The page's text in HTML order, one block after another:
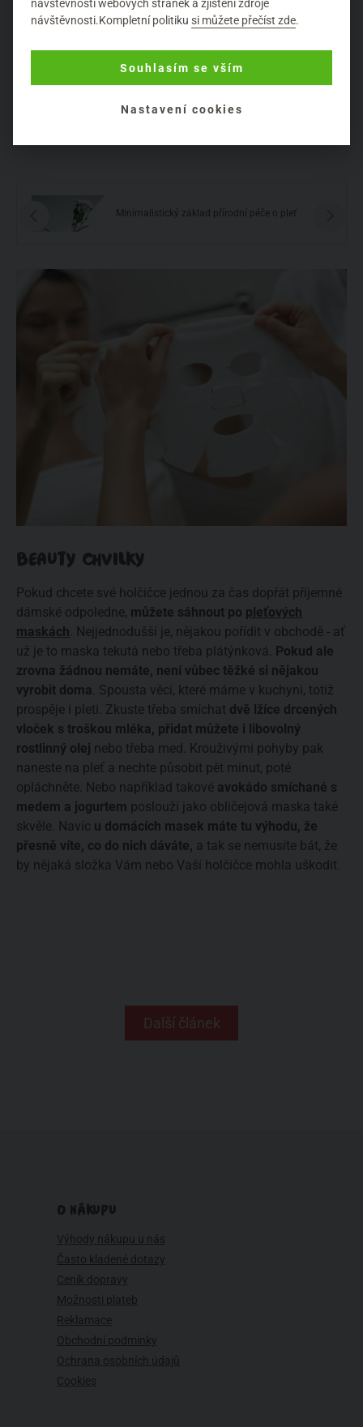
růžové vody ale můžete sáhnout i polevandulové
třeba heřmánkové vodě. A abychom to měli kompletní, je
potřebahydratovat i rty. A zde je prostor pro malé
parádnice, aby si samy vybraly, jakou vůni budou chtít.
Protože co sebalzámů na rtytýče, existuje nezměrné
množství různých vůní, případně i decentních barevných
Minimalistický základ přírodní péče o pleť
BEAUTY CHVILKY
Pokud chcete své holčičce jednou za čas dopřát příjemné
dámské odpoledne, můžete sáhnout po pleťových
maskách . Nejjednodušší je, nějakou pořídit v obchodě - ať
už je to maska tekutá nebo třeba plátýnková. Pokud ale
zrovna žádnou nemáte, není vůbec těžké si nějakou
vyrobit doma . Spousta věcí, které máme v kuchyni, totiž
prospěje i pleti. Zkuste třeba smíchat dvě lžíce drcených
vloček s troškou mléka, přidat můžete i libovolný
rostlinný olej nebo třeba med. Krouživými pohyby pak
naneste na pleť a nechte působit pět minut, poté
opláchněte. Nebo například takové avokádo smíchané s
medem a jogurtem poslouží jako obličejová maska také
skvěle. Navíc u domácích masek máte tu výhodu, že
přesně víte, co do nich dáváte, a tak se nemusíte bát, že
by nějaká složka Vám nebo Vaší holčičce mohla uškodit.
Další článek
O NÁKUPU
Výhody nákupu u nás
Často kladené dotazy
Ceník dopravy
Možnosti plateb
Reklamace
Obchodní podmínky
Ochrana osobních údajů
Cookies
návštěvnosti webových stránek a zjištění zdroje
návštěvnosti.Kompletní politikusi můžete přečíst zde.
Souhlasím se vším
Nastavení cookies